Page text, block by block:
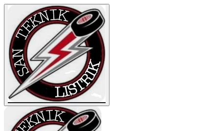
Menu ini berisi navigasi untuk mengakses fitur-fitur di KangPro